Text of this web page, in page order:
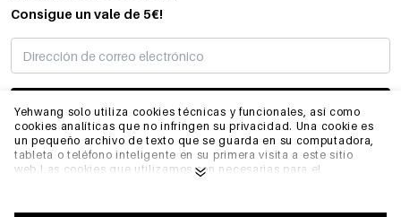
Yehwang solo utiliza cookies técnicas y funcionales, así como
cookies analíticas que no infringen su privacidad. Una cookie es
un pequeño archivo de texto que se guarda en su computadora,
tableta o teléfono inteligente en su primera visita a este sitio
web.Las cookies que utilizamos son necesarias para el
por ejemplo, sus preferencias. También nos permiten optimizar
Consigue un vale de 5€!
SUSCRIBIRME
INFORMACIÓN